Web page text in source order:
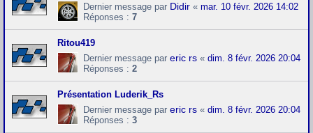
Dernier message par Didir « mar. 10 févr. 2026 14:02
Réponses : 7
Ritou419
Dernier message par eric rs « dim. 8 févr. 2026 20:04
Réponses : 2
Présentation Luderik_Rs
Dernier message par eric rs « dim. 8 févr. 2026 20:04
Réponses : 3